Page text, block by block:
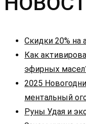
Скидки 20% на
Как
эфирных
2025
ментальный
Руны Удая и